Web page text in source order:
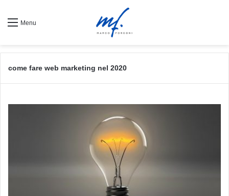
Menu
come fare web marketing nel 2020